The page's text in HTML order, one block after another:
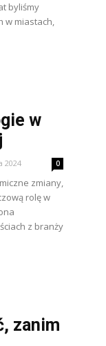
byliśmy
w miastach,
w
2024 0
zmiany,
rolę w
z branży
zanim